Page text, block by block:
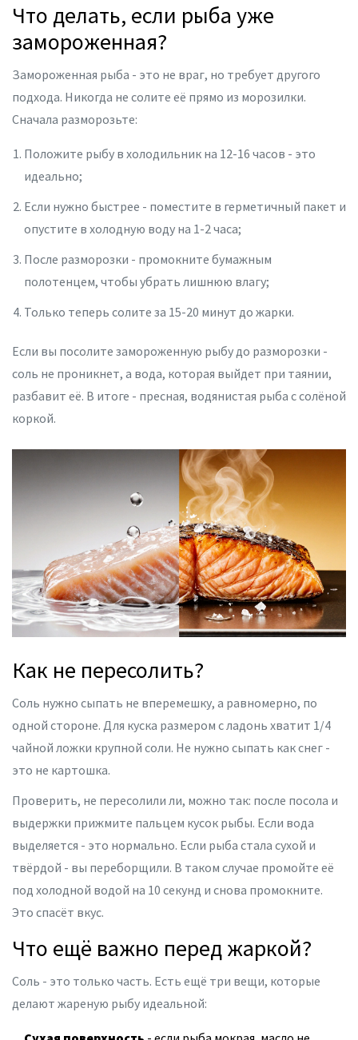
Что делать, если рыба уже
замороженная?
Замороженная рыба - это не враг, но требует другого
подхода. Никогда не солите её прямо из морозилки.
Сначала разморозьте:
Положите рыбу в холодильник на 12-16 часов - это
идеально;
Если нужно быстрее - поместите в герметичный пакет и
опустите в холодную воду на 1-2 часа;
После разморозки - промокните бумажным
полотенцем, чтобы убрать лишнюю влагу;
Только теперь солите за 15-20 минут до жарки.
Если вы посолите замороженную рыбу до разморозки -
соль не проникнет, а вода, которая выйдет при таянии,
разбавит её. В итоге - пресная, водянистая рыба с солёной
коркой.
Как не пересолить?
Соль нужно сыпать не вперемешку, а равномерно, по
одной стороне. Для куска размером с ладонь хватит 1/4
чайной ложки крупной соли. Не нужно сыпать как снег -
это не картошка.
Проверить, не пересолили ли, можно так: после посола и
выдержки прижмите пальцем кусок рыбы. Если вода
выделяется - это нормально. Если рыба стала сухой и
твёрдой - вы переборщили. В таком случае промойте её
под холодной водой на 10 секунд и снова промокните.
Это спасёт вкус.
Что ещё важно перед жаркой?
Соль - это только часть. Есть ещё три вещи, которые
делают жареную рыбу идеальной: